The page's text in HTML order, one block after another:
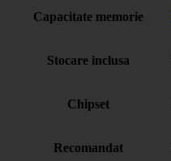
Capacitate memorie
Stocare inclusa
Chipset
Recomandat